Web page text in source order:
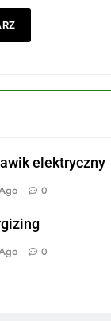
elektryczny
0
0